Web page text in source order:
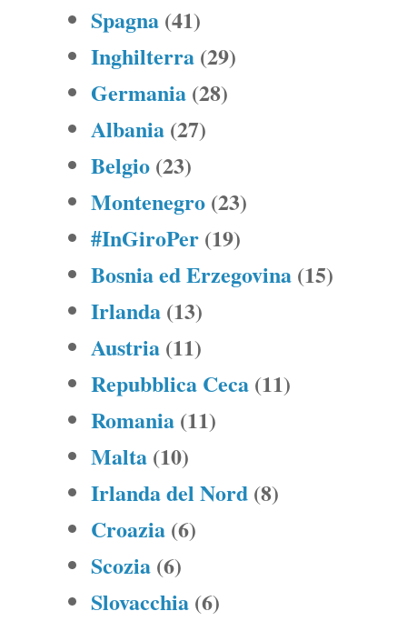
Spagna (41)
Inghilterra (29)
Germania (28)
Albania (27)
Belgio (23)
Montenegro (23)
#InGiroPer (19)
Bosnia ed Erzegovina (15)
Irlanda (13)
Austria (11)
Repubblica Ceca (11)
Romania (11)
Malta (10)
Irlanda del Nord (8)
Croazia (6)
Scozia (6)
Slovacchia (6)